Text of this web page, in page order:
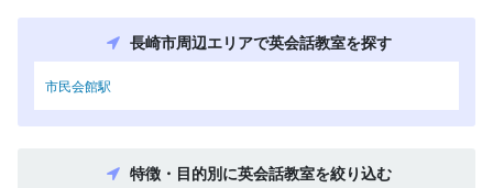
長崎市周辺エリアで英会話教室を探す
市民会館駅
特徴・目的別に英会話教室を絞り込む